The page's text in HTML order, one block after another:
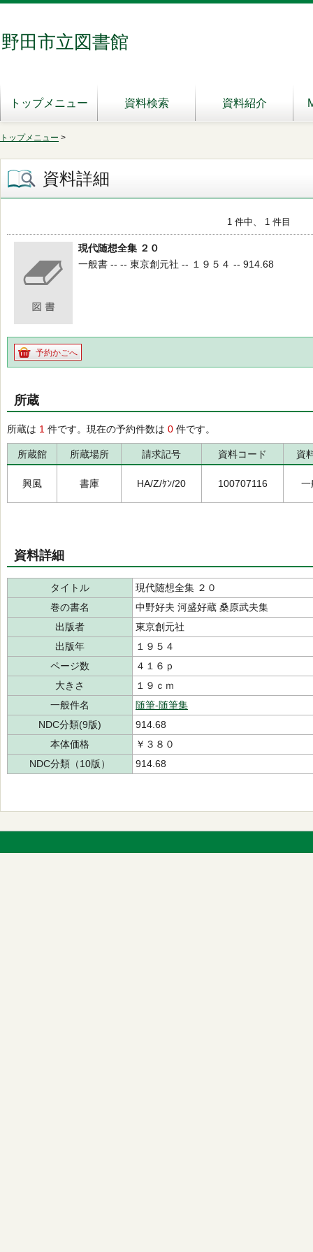
野田市立図書館
トップメニュー 資料検索 資料紹介
トップメニュー >
資料詳細
1 件中、 1 件目
現代随想全集 ２０
一般書 -- -- 東京創元社 -- １９５４ -- 914.68
予約かごへ
所蔵
所蔵は 1 件です。現在の予約件数は 0 件です。
所蔵館 所蔵場所 請求記号 資料コード 資
興風 書庫 HA/Z/ｹﾝ/20 100707116 一
資料詳細
タイトル
現代随想全集 ２０
巻の書名
中野好夫 河盛好蔵 桑原武夫集
出版者
東京創元社
出版年
１９５４
ページ数
４１６ｐ
大きさ
１９ｃｍ
一般件名
随筆-随筆集
NDC分類(9版)
914.68
本体価格
￥３８０
NDC分類（10版）
914.68